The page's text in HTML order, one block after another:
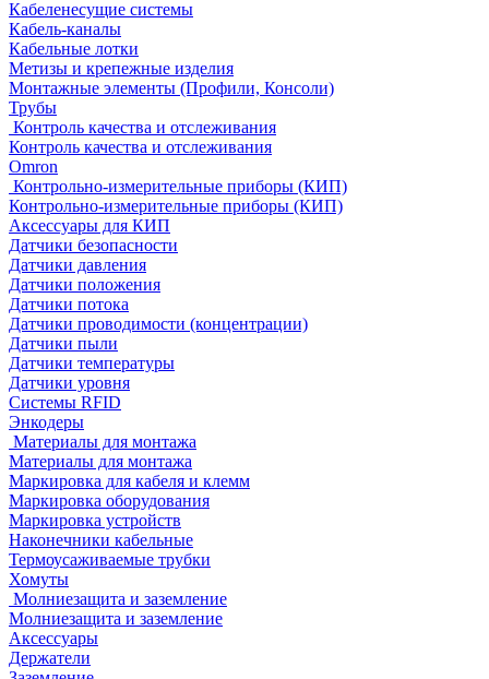
Кабеленесущие системы
Кабель-каналы
Кабельные лотки
Метизы и крепежные изделия
Монтажные элементы (Профили, Консоли)
Трубы
Контроль качества и отслеживания
Контроль качества и отслеживания
Omron
Контрольно-измерительные приборы (КИП)
Контрольно-измерительные приборы (КИП)
Аксессуары для КИП
Датчики безопасности
Датчики давления
Датчики положения
Датчики потока
Датчики проводимости (концентрации)
Датчики пыли
Датчики температуры
Датчики уровня
Системы RFID
Энкодеры
Материалы для монтажа
Материалы для монтажа
Маркировка для кабеля и клемм
Маркировка оборудования
Маркировка устройств
Наконечники кабельные
Термоусаживаемые трубки
Хомуты
Молниезащита и заземление
Молниезащита и заземление
Аксессуары
Держатели